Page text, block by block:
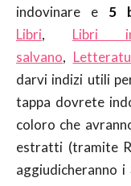
indovinare e 5
Libri, Libri
salvano,
darvi indizi utili
tappa dovrete
coloro che
estratti (tramite
aggiudicheranno